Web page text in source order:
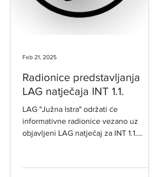
Radionice predstavljanja
LAG natječaja INT 1.1.
LAG "Južna Istra" održati će
informativne radionice vezano uz
objavljeni LAG natječaj za INT 1.1.
Feb 21, 2025